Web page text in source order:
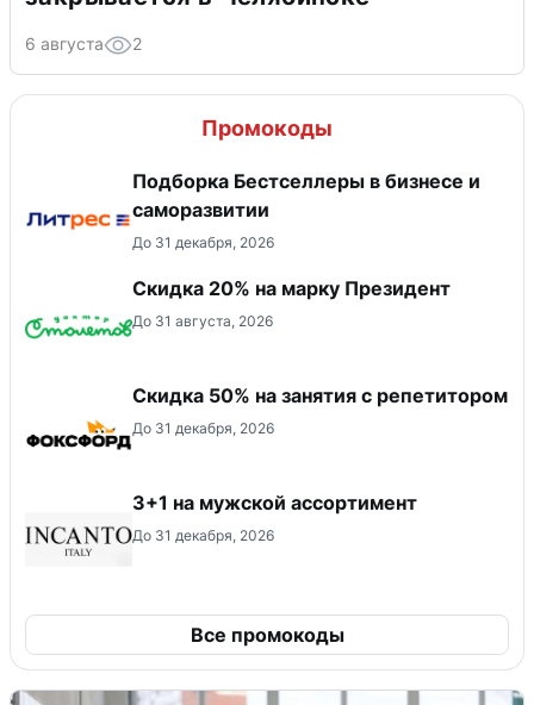
6 августа 2
Промокоды
Подборка Бестселлеры в бизнесе и
саморазвитии
До 31 декабря, 2026
Скидка 20% на марку Президент
До 31 августа, 2026
Скидка 50% на занятия с репетитором
До 31 декабря, 2026
3+1 на мужской ассортимент
До 31 декабря, 2026
Все промокоды